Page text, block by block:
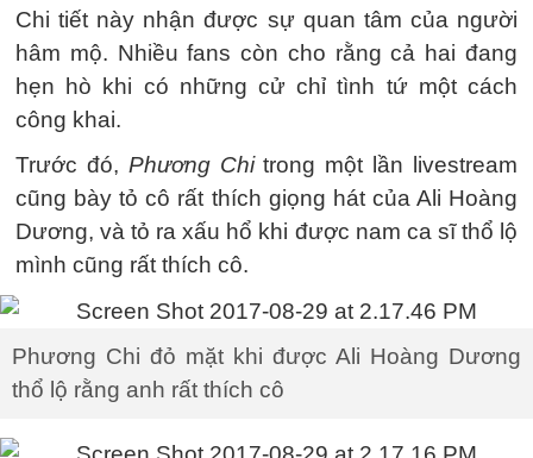
Chi tiết này nhận được sự quan tâm của người
hâm mộ. Nhiều fans còn cho rằng cả hai đang
hẹn hò khi có những cử chỉ tình tứ một cách
công khai.
Trước đó, Phương Chitrong một lần livestream
cũng bày tỏ cô rất thích giọng hát của Ali Hoàng
Dương, và tỏ ra xấu hổ khi được nam ca sĩ thổ lộ
mình cũng rất thích cô.
Phương Chi đỏ mặt khi được Ali Hoàng Dương
thổ lộ rằng anh rất thích cô